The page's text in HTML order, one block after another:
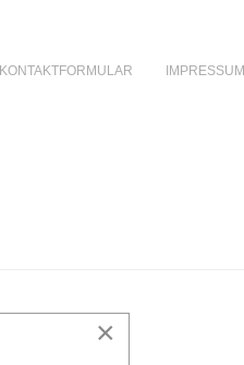
KONTAKTFORMULAR IMPRESSUM
×